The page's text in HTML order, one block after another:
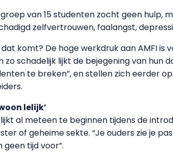
groep van 15 studenten zocht geen hulp,
zelfvertrouwen, faalangst,
dat komt? De hoge werkdruk aan AMFI
zo schadelijk lijkt de bejegening van hun
te breken”, en stellen zich eerder
lelijk’
al meteen te beginnen tijdens de
of geheime sekte. “Je ouders zie je
geen tijd voor”.